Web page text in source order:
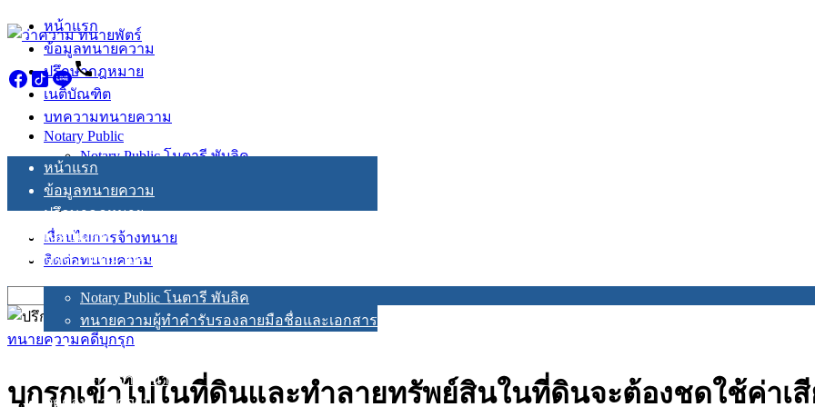
Skip
to
content
หน้าแรก
ข้อมูลทนายความ
ปรึกษากฎหมาย
เนติบัณฑิต
บทความทนายความ
Notary Public โนตารี พับลิค
ทนายความผู้ทำคำรับรองลายมือชื่อและเอกสาร
เงื่อนไขการจ้างทนาย
ติดต่อทนายความ
หน้าแรก
ข้อมูลทนายความ
ปรึกษากฎหมาย
เนติบัณฑิต
บทความทนายความ
Notary Public
Notary Public โนตารี พับลิค
ทนายความผู้ทำคำรับรองลายมือชื่อและเอกสาร
เงื่อนไขการจ้างทนาย
ติดต่อทนายความ
for:
ทนายความคดีบุกรุก
บุกรุกเข้าไปในที่ดินและทำลายทรัพย์สินในที่ดินจะต้องชดใช้ค่าเ